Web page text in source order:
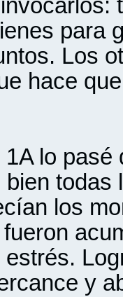
para
Los
hace
lo
bien
los
estrés.
y